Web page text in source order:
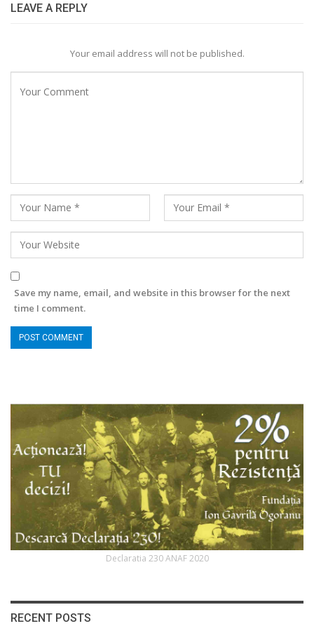
LEAVE A REPLY
Your email address will not be published.
Save my name, email, and website in this browser for the next
time I comment.
Declaratia 230 ANAF 2020
RECENT POSTS